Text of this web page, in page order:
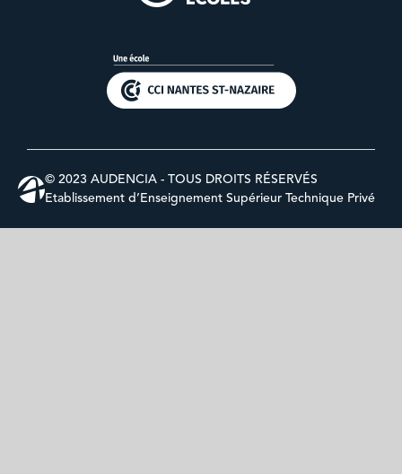
© 2023 AUDENCIA - TOUS DROITS RÉSERVÉS
Etablissement d’Enseignement Supérieur Technique Privé